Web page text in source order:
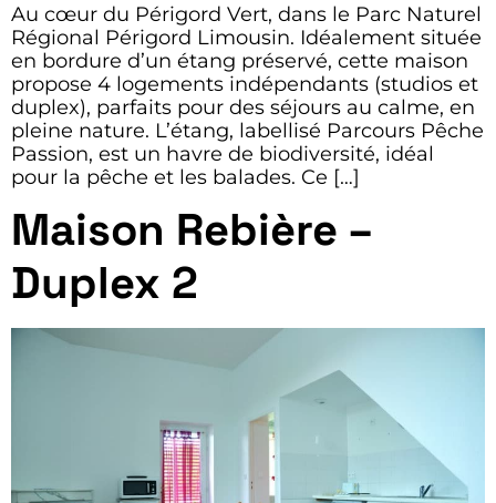
Au cœur du Périgord Vert, dans le Parc Naturel
Régional Périgord Limousin. Idéalement située
en bordure d’un étang préservé, cette maison
propose 4 logements indépendants (studios et
duplex), parfaits pour des séjours au calme, en
pleine nature. L’étang, labellisé Parcours Pêche
Passion, est un havre de biodiversité, idéal
pour la pêche et les balades. Ce […]
Maison Rebière –
Duplex 2